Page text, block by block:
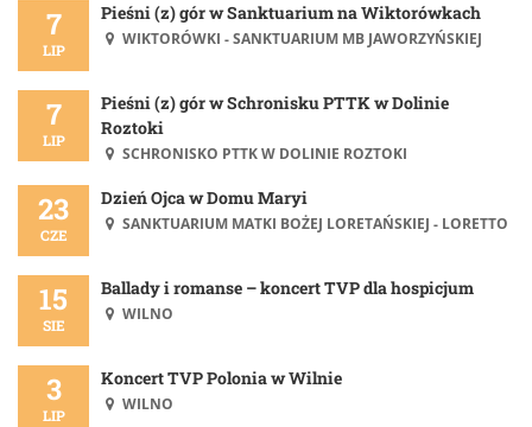
7
LIP
Pieśni (z) gór w Sanktuarium na Wiktorówkach
WIKTORÓWKI - SANKTUARIUM MB JAWORZYŃSKIEJ
7
LIP
Pieśni (z) gór w Schronisku PTTK w Dolinie
Roztoki
SCHRONISKO PTTK W DOLINIE ROZTOKI
23
CZE
Dzień Ojca w Domu Maryi
SANKTUARIUM MATKI BOŻEJ LORETAŃSKIEJ - LORETTO
15
SIE
Ballady i romanse – koncert TVP dla hospicjum
WILNO
3
LIP
Koncert TVP Polonia w Wilnie
WILNO